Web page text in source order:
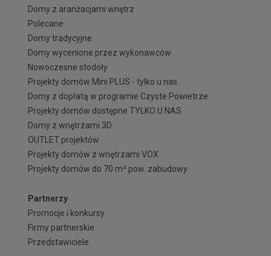
Domy z aranżacjami wnętrz
Polecane
Domy tradycyjne
Domy wycenione przez wykonawców
Nowoczesne stodoły
Projekty domów Mini PLUS - tylko u nas
Domy z dopłatą w programie Czyste Powietrze
Projekty domów dostępne TYLKO U NAS
Domy z wnętrzami 3D
OUTLET projektów
Projekty domów z wnętrzami VOX
Projekty domów do 70 m² pow. zabudowy
Partnerzy
Promocje i konkursy
Firmy partnerskie
Przedstawiciele